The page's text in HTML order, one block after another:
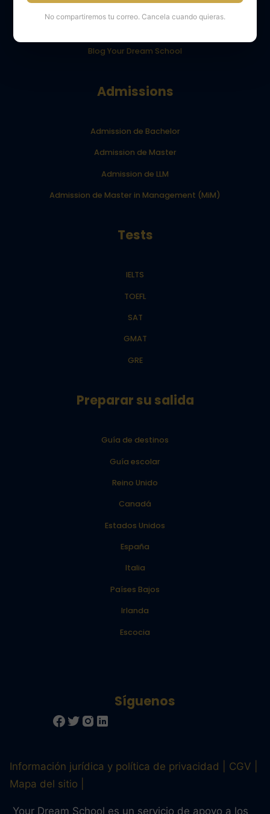
Blog Your Dream School
Admissions
Admission de Bachelor
Admission de Master
Admission de LLM
Admission de Master in Management (MiM)
Tests
IELTS
TOEFL
SAT
GMAT
GRE
Preparar su salida
Guía de destinos
Guía escolar
Reino Unido
Canadá
Estados Unidos
España
Italia
Países Bajos
Irlanda
Escocia
Información jurídica y política de privacidad
CGV
Mapa del sitio
Your Dream School es un servicio de apoyo a los
No compartiremos tu correo. Cancela cuando quieras.